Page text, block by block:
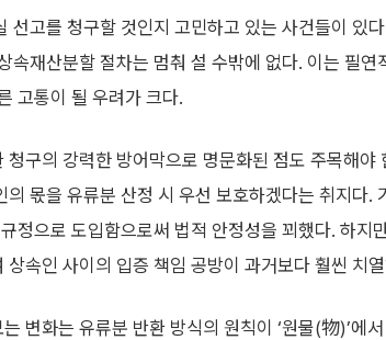
선고를 청구할 것인지 고민하고 있는 사건들이 있
속재산분할 절차는 멈춰 설 수밖에 없다. 이는 필
고통이 될 우려가 크다.
청구의 강력한 방어막으로 명문화된 점도 주목해
의 몫을 유류분 산정 시 우선 보호하겠다는 취지다.
정으로 도입함으로써 법적 안정성을 꾀했다. 하지
상속인 사이의 입증 책임 공방이 과거보다 훨씬 치
변화는 유류분 반환 방식의 원칙이 ‘원물(物)’에